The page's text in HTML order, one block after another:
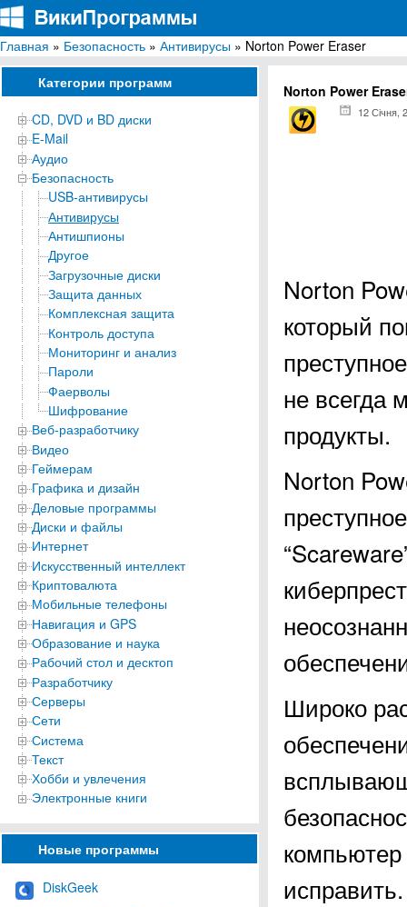
ВикиПрограммы
Энциклопедия бесплатных компьютерных программ для Windows
Главная » Безопасность » Антивирусы » Norton Power Eraser
Категории программ
CD, DVD и BD диски
E-Mail
Аудио
Безопасность
USB-антивирусы
Антивирусы
Антишпионы
Другое
Загрузочные диски
Защита данных
Комплексная защита
Контроль доступа
Мониторинг и анализ
Пароли
Фаерволы
Шифрование
Веб-разработчику
Видео
Геймерам
Графика и дизайн
Деловые программы
Диски и файлы
Интернет
Искусственный интеллект
Криптовалюта
Мобильные телефоны
Навигация и GPS
Образование и наука
Рабочий стол и десктоп
Разработчику
Серверы
Сети
Система
Текст
Хобби и увлечения
Электронные книги
Новые программы
DiskGeek
Norton Power
12 Січня,
Norton
который
не всегда
продукты.
Norton
Широко